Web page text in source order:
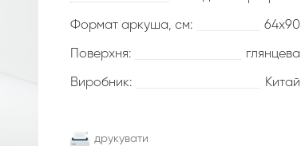
Формат аркуша, см: 64х90
Поверхня: глянцева
Виробник: Китай
друкувати